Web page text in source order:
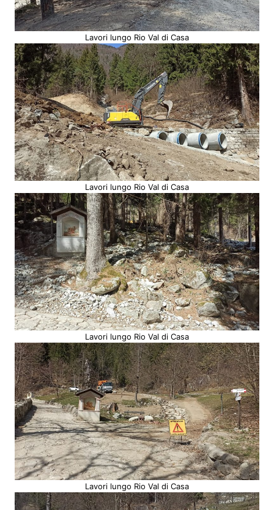
Lavori lungo Rio Val di Casa
Lavori lungo Rio Val di Casa
Lavori lungo Rio Val di Casa
Lavori lungo Rio Val di Casa